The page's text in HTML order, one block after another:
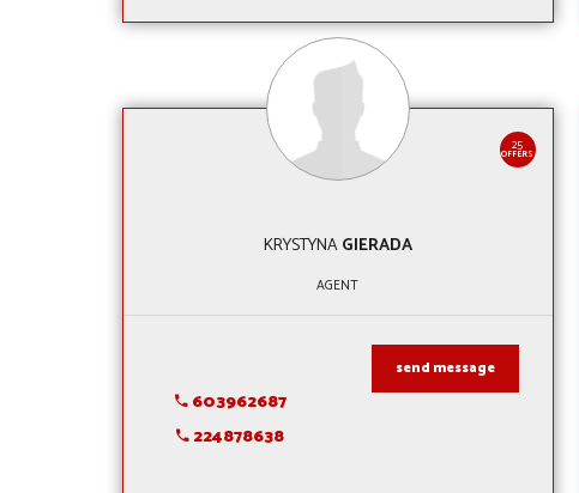
25
OFFERS
KRYSTYNAGIERADA
AGENT
603962687
224878638
send message